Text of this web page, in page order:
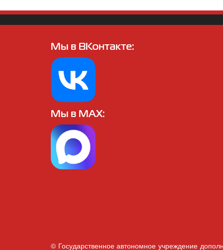
Мы в ВКонтакте:
Мы в MAX:
© Государственное автономное учреждение